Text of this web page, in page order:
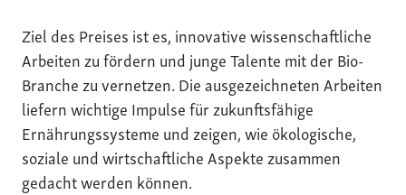
Ziel des Preises ist es, innovative wissenschaftliche
Arbeiten zu fördern und junge Talente mit der Bio-
Branche zu vernetzen. Die ausgezeichneten Arbeiten
liefern wichtige Impulse für zukunftsfähige
Ernährungssysteme und zeigen, wie ökologische,
soziale und wirtschaftliche Aspekte zusammen
gedacht werden können.